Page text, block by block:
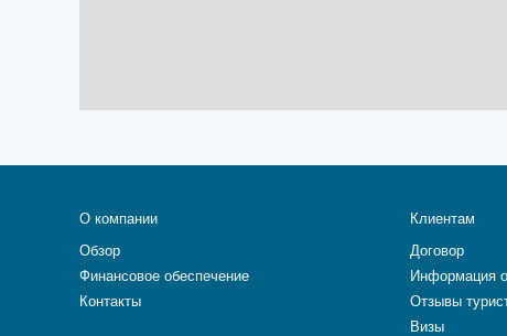
О компании
Обзор
Финансовое обеспечение
Контакты
Клиентам
Договор
Информация
Отзывы
Визы